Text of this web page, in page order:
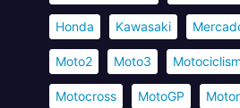
Honda Kawasaki
Moto2 Moto3
Motocross MotoGP